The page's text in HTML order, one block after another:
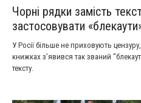
Чорні рядки замість
застосовувати
У Росії більше не приховують
книжках з’явився так званий
тексту.